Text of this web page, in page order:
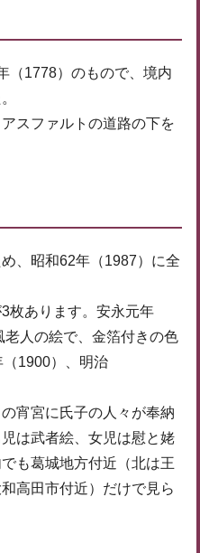
（1778）のもので、境内
スファルトの道路の下を
、昭和62年（1987）に全
枚あります。安永元年
老人の絵で、金箔付きの色
1900）、明治
宵宮に氏子の人々が奉納
は武者絵、女児は慰と姥
も葛城地方付近（北は王
高田市付近）だけで見ら